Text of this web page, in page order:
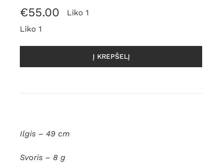
€55.00
Liko 1
Liko 1
Į KREPŠELĮ
Ilgis – 49 cm
Svoris – 8 g